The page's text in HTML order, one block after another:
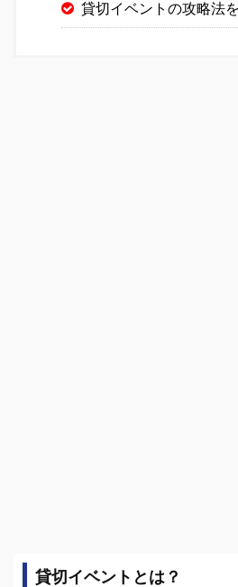
貸切イベントの攻略法
貸切イベントとは？